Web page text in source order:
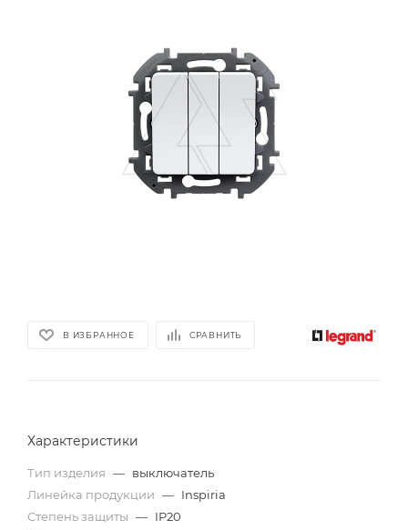
В ИЗБРАННОЕ СРАВНИТЬ
Характеристики
Тип изделия — выключатель
Линейка продукции — Inspiria
Степень защиты — IP20